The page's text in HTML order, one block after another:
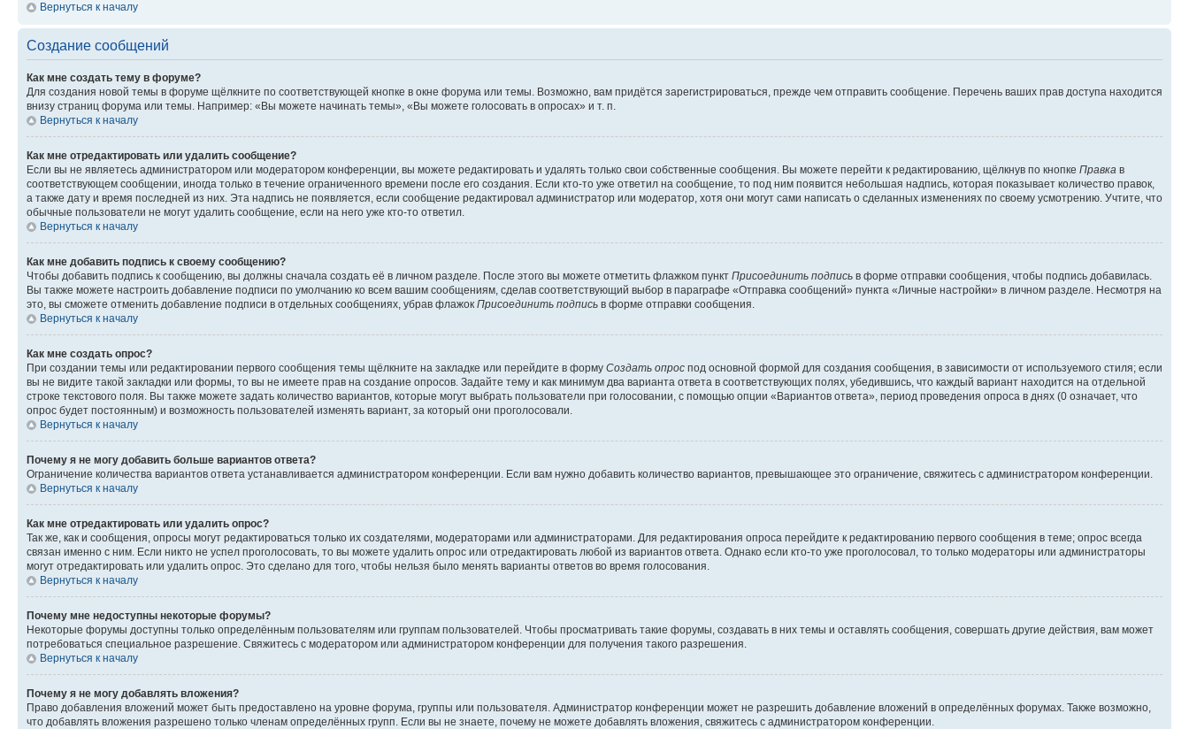
Вернуться к началу
Создание сообщений
Как мне создать тему в форуме?
Для создания новой темы в форуме щёлкните по соответствующей кнопке в окне форума или темы. Возможно, вам придётся зарегистрироваться, прежде чем отправить сообщение. Перечень ваших прав доступа находится
внизу страниц форума или темы. Например: «Вы можете начинать темы», «Вы можете голосовать в опросах» и т. п.
Вернуться к началу
Как мне отредактировать или удалить сообщение?
Если вы не являетесь администратором или модератором конференции, вы можете редактировать и удалять только свои собственные сообщения. Вы можете перейти к редактированию, щёлкнув по кнопке Правка в
соответствующем сообщении, иногда только в течение ограниченного времени после его создания. Если кто-то уже ответил на сообщение, то под ним появится небольшая надпись, которая показывает количество правок,
а также дату и время последней из них. Эта надпись не появляется, если сообщение редактировал администратор или модератор, хотя они могут сами написать о сделанных изменениях по своему усмотрению. Учтите, что
обычные пользователи не могут удалить сообщение, если на него уже кто-то ответил.
Вернуться к началу
Как мне добавить подпись к своему сообщению?
Чтобы добавить подпись к сообщению, вы должны сначала создать её в личном разделе. После этого вы можете отметить флажком пункт Присоединить подпись в форме отправки сообщения, чтобы подпись добавилась.
Вы также можете настроить добавление подписи по умолчанию ко всем вашим сообщениям, сделав соответствующий выбор в параграфе «Отправка сообщений» пункта «Личные настройки» в личном разделе. Несмотря на
это, вы сможете отменить добавление подписи в отдельных сообщениях, убрав флажок Присоединить подпись в форме отправки сообщения.
Вернуться к началу
Как мне создать опрос?
При создании темы или редактировании первого сообщения темы щёлкните на закладке или перейдите в форму Создать опрос под основной формой для создания сообщения, в зависимости от используемого стиля; если
вы не видите такой закладки или формы, то вы не имеете прав на создание опросов. Задайте тему и как минимум два варианта ответа в соответствующих полях, убедившись, что каждый вариант находится на отдельной
строке текстового поля. Вы также можете задать количество вариантов, которые могут выбрать пользователи при голосовании, с помощью опции «Вариантов ответа», период проведения опроса в днях (0 означает, что
опрос будет постоянным) и возможность пользователей изменять вариант, за который они проголосовали.
Вернуться к началу
Почему я не могу добавить больше вариантов ответа?
Ограничение количества вариантов ответа устанавливается администратором конференции. Если вам нужно добавить количество вариантов, превышающее это ограничение, свяжитесь с администратором конференции.
Вернуться к началу
Как мне отредактировать или удалить опрос?
Так же, как и сообщения, опросы могут редактироваться только их создателями, модераторами или администраторами. Для редактирования опроса перейдите к редактированию первого сообщения в теме; опрос всегда
связан именно с ним. Если никто не успел проголосовать, то вы можете удалить опрос или отредактировать любой из вариантов ответа. Однако если кто-то уже проголосовал, то только модераторы или администраторы
могут отредактировать или удалить опрос. Это сделано для того, чтобы нельзя было менять варианты ответов во время голосования.
Вернуться к началу
Почему мне недоступны некоторые форумы?
Некоторые форумы доступны только определённым пользователям или группам пользователей. Чтобы просматривать такие форумы, создавать в них темы и оставлять сообщения, совершать другие действия, вам может
потребоваться специальное разрешение. Свяжитесь с модератором или администратором конференции для получения такого разрешения.
Вернуться к началу
Почему я не могу добавлять вложения?
Право добавления вложений может быть предоставлено на уровне форума, группы или пользователя. Администратор конференции может не разрешить добавление вложений в определённых форумах. Также возможно,
что добавлять вложения разрешено только членам определённых групп. Если вы не знаете, почему не можете добавлять вложения, свяжитесь с администратором конференции.